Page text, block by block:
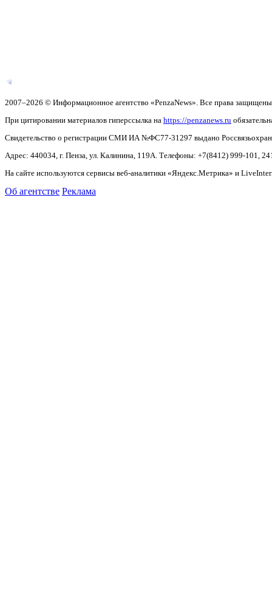
2007–2026 © Информационное агентство «PenzaNews». Все права
При цитировании материалов гиперссылка на https://penzanews.ru
Свидетельство о регистрации СМИ ИА №ФС77-31297 выдано
Адрес: 440034, г. Пенза, ул. Калинина, 119А. Телефоны: +7(8412) 999-101,
На сайте используются сервисы веб-аналитики «Яндекс.Метрика» и
Об агентстве Реклама